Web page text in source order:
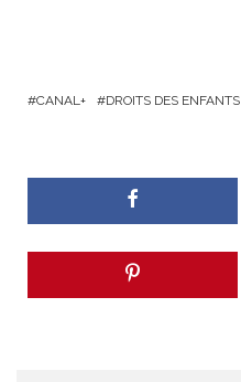
CANAL+ DROITS DES ENFANTS